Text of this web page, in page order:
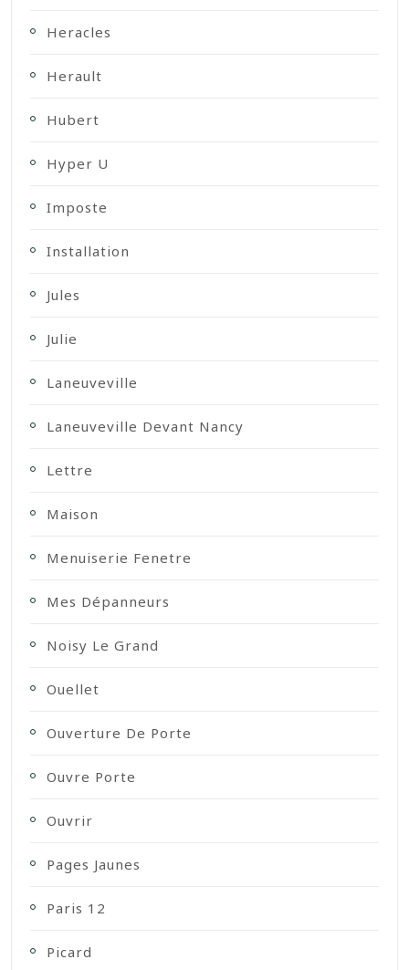
Heracles
Herault
Hubert
Hyper U
Imposte
Installation
Jules
Julie
Laneuveville
Laneuveville Devant Nancy
Lettre
Maison
Menuiserie Fenetre
Mes Dépanneurs
Noisy Le Grand
Ouellet
Ouverture De Porte
Ouvre Porte
Ouvrir
Pages Jaunes
Paris 12
Picard